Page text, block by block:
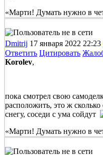
«Марти! Думать нужно в
Dmitrij 17 января 2022 22:23
Ответить Цитировать
Korolev,
пока смотрел свою
расположить, это ж
снегу, соседи с ума сойдут
«Марти! Думать нужно в